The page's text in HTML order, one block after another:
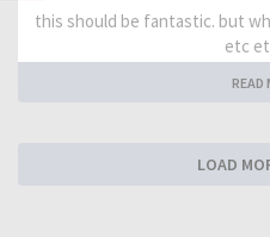
this should be fantastic. but
etc
READ
LOAD